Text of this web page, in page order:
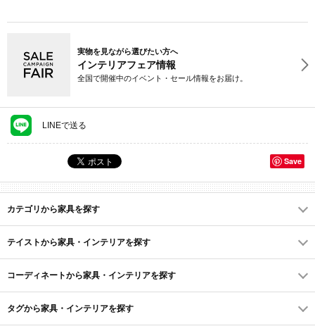
実物を見ながら選びたい方へ
インテリアフェア情報
全国で開催中のイベント・セール情報をお届け。
LINEで送る
Save
カテゴリから家具を探す
テイストから家具・インテリアを探す
コーディネートから家具・インテリアを探す
タグから家具・インテリアを探す